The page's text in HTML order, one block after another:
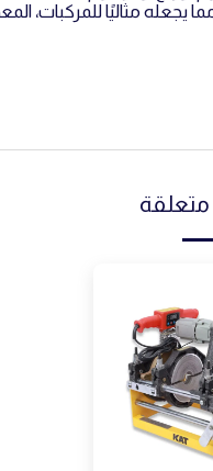
يجعله مثاليًا للمركبات،